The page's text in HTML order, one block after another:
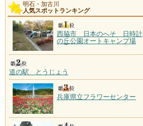
明石・加古川
人気スポットランキング
西脇市 日本のへそ 日時計
の丘公園オートキャンプ場
道の駅 とうじょう
兵庫県立フラワーセンター